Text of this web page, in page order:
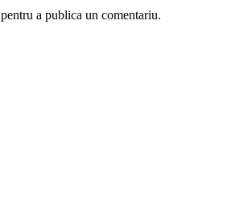
pentru a publica un comentariu.